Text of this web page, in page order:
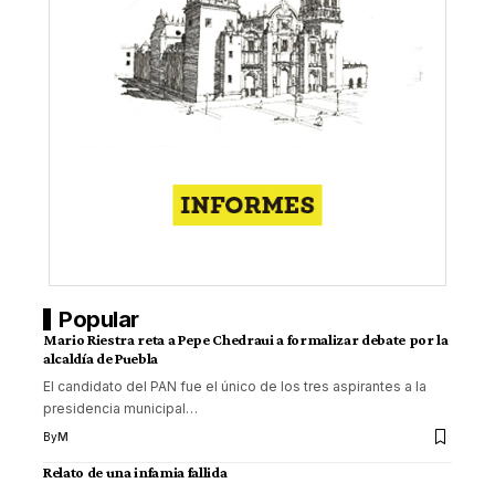
Popular
Mario Riestra reta a Pepe Chedraui a formalizar debate por la
alcaldía de Puebla
El candidato del PAN fue el único de los tres aspirantes a la
presidencia municipal…
ByM
Relato de una infamia fallida